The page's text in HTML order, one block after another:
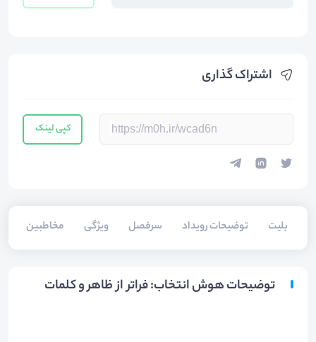
اشتراک گذاری
کپی لینک
بلیت‌ توضیحات رویداد سرفصل ویژگی مخاطبین
توضیحات هوش انتخاب: فراتر از ظاهر و کلمات